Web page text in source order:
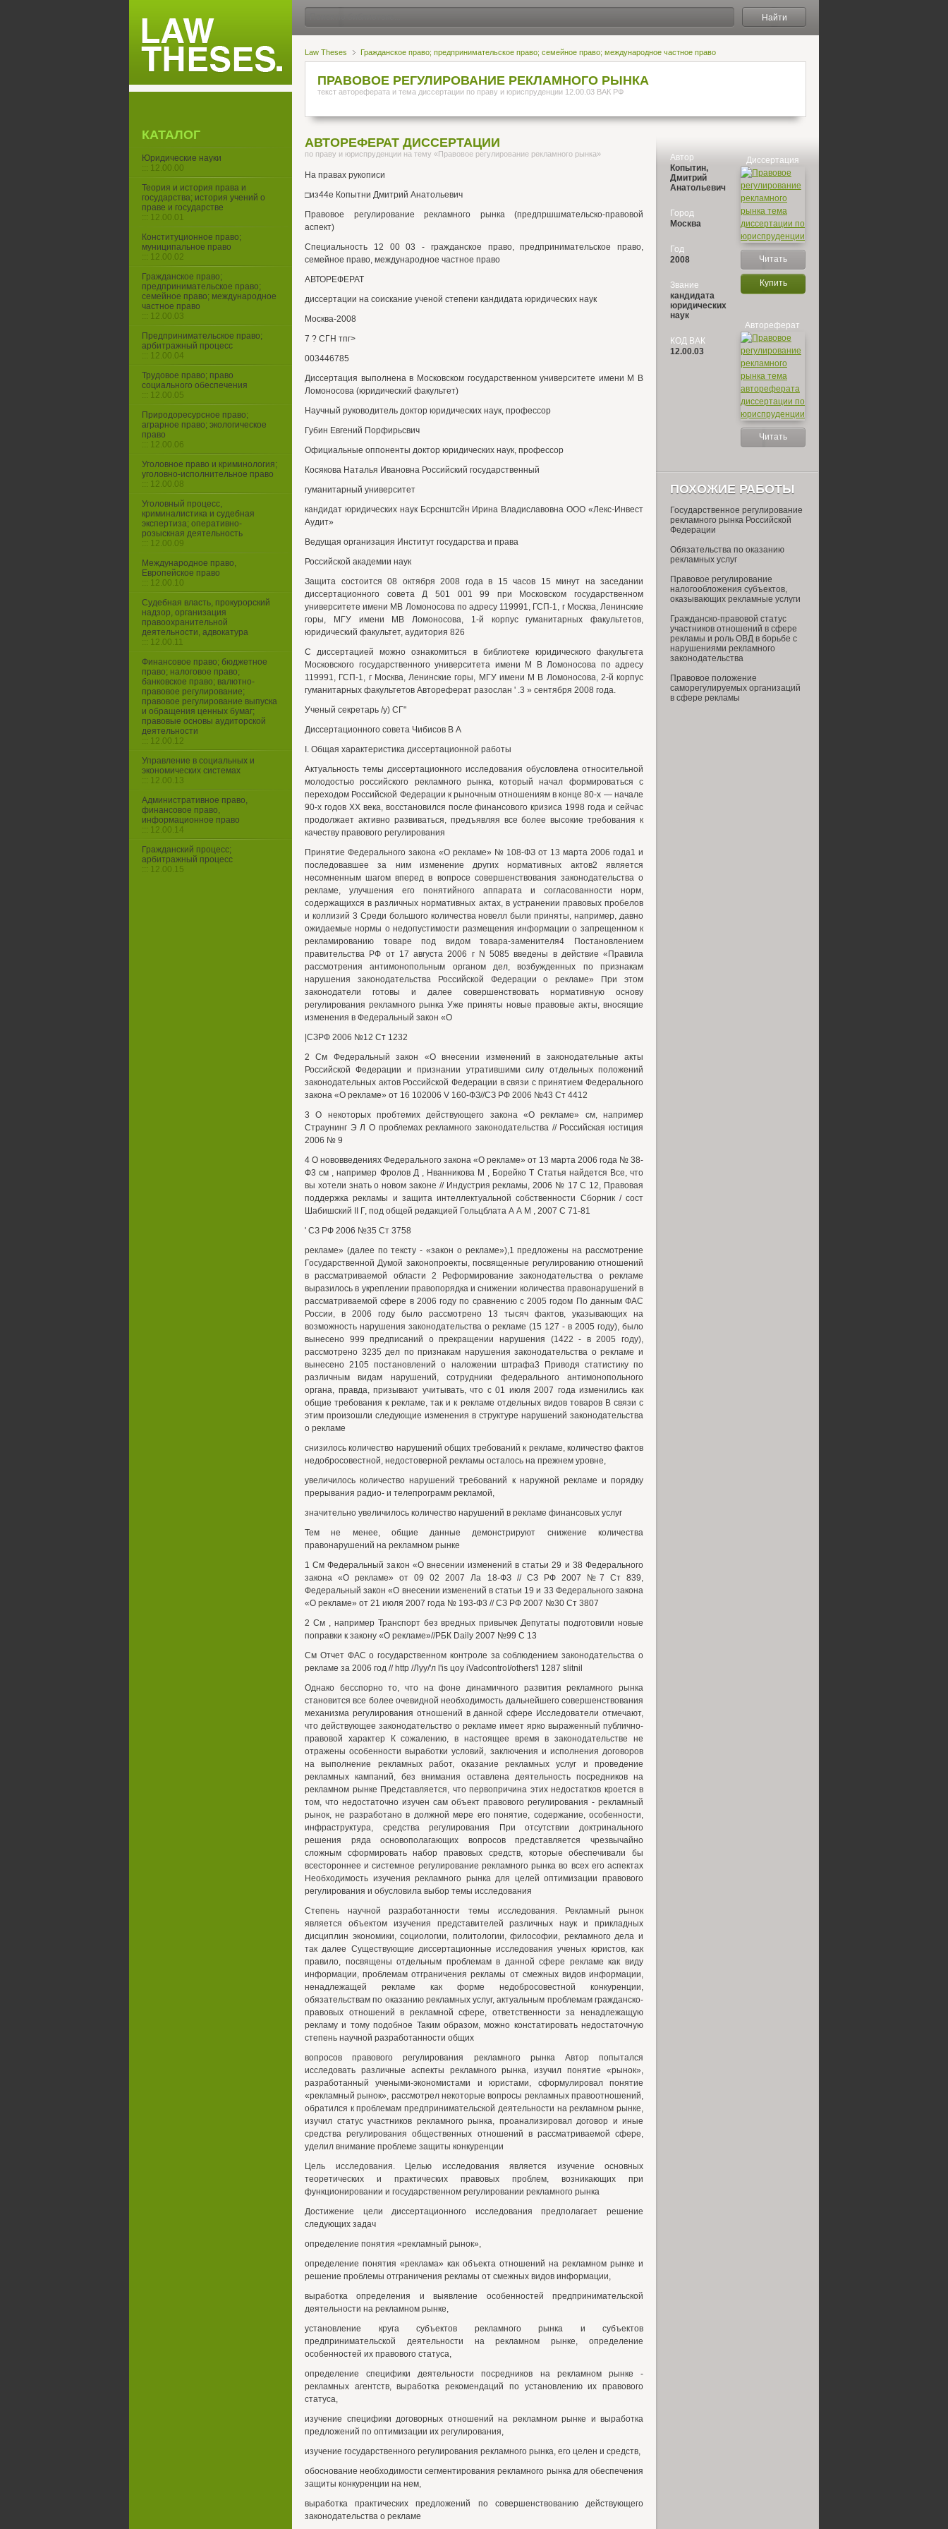
Найти
Law Theses Гражданское право; предпринимательское право; семейное право; международное частное право
ПРАВОВОЕ РЕГУЛИРОВАНИЕ РЕКЛАМНОГО РЫНКА
текст автореферата и тема диссертации по праву и юриспруденции 12.00.03 ВАК РФ
АВТОРЕФЕРАТ ДИССЕРТАЦИИ
по праву и юриспруденции на тему «Правовое регулирование рекламного рынка»
На правах рукописи
□из44е Копытни Дмитрий Анатольевич
Правовое регулирование рекламного рынка (предпршшмательско-правовой
аспект)
Специальность 12 00 03 - гражданское право, предпринимательское право,
семейное право, международное частное право
АВТОРЕФЕРАТ
диссертации на соискание ученой степени кандидата юридических наук
Москва-2008
7 ? СГН тпг>
003446785
Диссертация выполнена в Московском государственном университете имени М В
Ломоносова (юридический факультет)
Научный руководитель доктор юридических наук, профессор
Губин Евгений Порфирьсвич
Официальные оппоненты доктор юридических наук, профессор
Косякова Наталья Ивановна Российский государственный
гуманитарный университет
кандидат юридических наук Бсрснштсйн Ирина Владиславовна ООО «Лекс-Инвест
Аудит»
Ведущая организация Институт государства и права
Российской академии наук
Защита состоится 08 октября 2008 года в 15 часов 15 минут на заседании
диссертационного совета Д 501 001 99 при Московском государственном
университете имени МВ Ломоносова по адресу 119991, ГСП-1, г Москва, Ленинские
горы, МГУ имени МВ Ломоносова, 1-й корпус гуманитарных факультетов,
юридический факультет, аудитория 826
С диссертацией можно ознакомиться в библиотеке юридического факультета
Московского государственного университета имени М В Ломоносова по адресу
119991, ГСП-1, г Москва, Ленинские горы, МГУ имени М В Ломоносова, 2-й корпус
гуманитарных факультетов Автореферат разослан ' .3 » сентября 2008 года.
Ученый секретарь /у) СГ"
Диссертационного совета Чибисов В А
I. Общая характеристика диссертационной работы
Актуальность темы диссертационного исследования обусловлена относительной
молодостью российского рекламного рынка, который начал формироваться с
переходом Российской Федерации к рыночным отношениям в конце 80-х — начале
90-х годов XX века, восстановился после финансового кризиса 1998 года и сейчас
продолжает активно развиваться, предъявляя все более высокие требования к
качеству правового регулирования
Принятие Федерального закона «О рекламе» № 108-ФЗ от 13 марта 2006 года1 и
последовавшее за ним изменение других нормативных актов2 является
несомненным шагом вперед в вопросе совершенствования законодательства о
рекламе, улучшения его понятийного аппарата и согласованности норм,
содержащихся в различных нормативных актах, в устранении правовых пробелов
и коллизий 3 Среди большого количества новелл были приняты, например, давно
ожидаемые нормы о недопустимости размещения информации о запрещенном к
рекламированию товаре под видом товара-заменителя4 Постановлением
правительства РФ от 17 августа 2006 г N 5085 введены в действие «Правила
рассмотрения антимонопольным органом дел, возбужденных по признакам
нарушения законодательства Российской Федерации о рекламе» При этом
законодатели готовы и далее совершенствовать нормативную основу
регулирования рекламного рынка Уже приняты новые правовые акты, вносящие
изменения в Федеральный закон «О
|СЗРФ 2006 №12 Ст 1232
2 См Федеральный закон «О внесении изменений в законодательные акты
Российской Федерации и признании утратившими силу отдельных положений
законодательных актов Российской Федерации в связи с принятием Федерального
закона «О рекламе» от 16 102006 V 160-ФЗ//СЗ РФ 2006 №43 Ст 4412
3 О некоторых пробтемих действующего закона «О рекламе» см, например
Страунинг Э Л О проблемах рекламного законодательства // Российская юстиция
2006 № 9
4 О нововведениях Федерального закона «О рекламе» от 13 марта 2006 года № 38-
Ф3 см , например Фролов Д , Нванникова М , Борейко Т Статья найдется Все, что
вы хотели знать о новом законе // Индустрия рекламы, 2006 № 17 С 12, Правовая
поддержка рекламы и защита интеллектуальной собственности Сборник / сост
Шабишский II Г, под общей редакцией Гольцблата А А М , 2007 С 71-81
' СЗ РФ 2006 №35 Ст 3758
рекламе» (далее по тексту - «закон о рекламе»),1 предложены на рассмотрение
Государственной Думой законопроекты, посвященные регулированию отношений
в рассматриваемой области 2 Реформирование законодательства о рекламе
выразилось в укреплении правопорядка и снижении количества правонарушений в
рассматриваемой сфере в 2006 году по сравнению с 2005 годом По данным ФАС
России, в 2006 году было рассмотрено 13 тысяч фактов, указывающих на
возможность нарушения законодательства о рекламе (15 127 - в 2005 году), было
вынесено 999 предписаний о прекращении нарушения (1422 - в 2005 году),
рассмотрено 3235 дел по признакам нарушения законодательства о рекламе и
вынесено 2105 постановлений о наложении штрафа3 Приводя статистику по
различным видам нарушений, сотрудники федерального антимонопольного
органа, правда, призывают учитывать, что с 01 июля 2007 года изменились как
общие требования к рекламе, так и к рекламе отдельных видов товаров В связи с
этим произошли следующие изменения в структуре нарушений законодательства
о рекламе
снизилось количество нарушений общих требований к рекламе, количество фактов
недобросовестной, недостоверной рекламы осталось на прежнем уровне,
увеличилось количество нарушений требований к наружной рекламе и порядку
прерывания радио- и телепрограмм рекламой,
значительно увеличилось количество нарушений в рекламе финансовых услуг
Тем не менее, общие данные демонстрируют снижение количества
правонарушений на рекламном рынке
1 См Федеральный закон «О внесении изменений в статьи 29 и 38 Федерального
закона «О рекламе» от 09 02 2007 Ла 18-ФЗ // СЗ РФ 2007 №7 Ст 839,
Федеральный закон «О внесении изменений в статьи 19 и 33 Федерального закона
«О рекламе» от 21 июля 2007 года № 193-Ф3 // СЗ РФ 2007 №30 Ст 3807
2 См , например Транспорт без вредных привычек Депутаты подготовили новые
поправки к закону «О рекламе»//РБК Daily 2007 №99 С 13
См Отчет ФАС о государственном контроле за соблюдением законодательства о
рекламе за 2006 год // http /Луу/'л l'is цоу iVadcontroI/others'l 1287 slitnil
Однако бесспорно то, что на фоне динамичного развития рекламного рынка
становится все более очевидной необходимость дальнейшего совершенствования
механизма регулирования отношений в данной сфере Исследователи отмечают,
что действующее законодательство о рекламе имеет ярко выраженный публично-
правовой характер К сожалению, в настоящее время в законодательстве не
отражены особенности выработки условий, заключения и исполнения договоров
на выполнение рекламных работ, оказание рекламных услуг и проведение
рекламных кампаний, без внимания оставлена деятельность посредников на
рекламном рынке Представляется, что первопричина этих недостатков кроется в
том, что недостаточно изучен сам объект правового регулирования - рекламный
рынок, не разработано в должной мере его понятие, содержание, особенности,
инфраструктура, средства регулирования При отсутствии доктринального
решения ряда основополагающих вопросов представляется чрезвычайно
сложным сформировать набор правовых средств, которые обеспечивали бы
всестороннее и системное регулирование рекламного рынка во всех его аспектах
Необходимость изучения рекламного рынка для целей оптимизации правового
регулирования и обусловила выбор темы исследования
Степень научной разработанности темы исследования. Рекламный рынок
является объектом изучения представителей различных наук и прикладных
дисциплин экономики, социологии, политологии, философии, рекламного дела и
так далее Существующие диссертационные исследования ученых юристов, как
правило, посвящены отдельным проблемам в данной сфере рекламе как виду
информации, проблемам отграничения рекламы от смежных видов информации,
ненадлежащей рекламе как форме недобросовестной конкуренции,
обязательствам по оказанию рекламных услуг, актуальным проблемам гражданско-
правовых отношений в рекламной сфере, ответственности за ненадлежащую
рекламу и тому подобное Таким образом, можно констатировать недостаточную
степень научной разработанности общих
вопросов правового регулирования рекламного рынка Автор попытался
исследовать различные аспекты рекламного рынка, изучил понятие «рынок»,
разработанный учеными-экономистами и юристами, сформулировал понятие
«рекламный рынок», рассмотрел некоторые вопросы рекламных правоотношений,
обратился к проблемам предпринимательской деятельности на рекламном рынке,
изучил статус участников рекламного рынка, проанализировал договор и иные
средства регулирования общественных отношений в рассматриваемой сфере,
уделил внимание проблеме защиты конкуренции
Цель исследования. Целью исследования является изучение основных
теоретических и практических правовых проблем, возникающих при
функционировании и государственном регулировании рекламного рынка
Достижение цели диссертационного исследования предполагает решение
следующих задач
определение понятия «рекламный рынок»,
определение понятия «реклама» как объекта отношений на рекламном рынке и
решение проблемы отграничения рекламы от смежных видов информации,
выработка определения и выявление особенностей предпринимательской
деятельности на рекламном рынке,
установление круга субъектов рекламного рынка и субъектов
предпринимательской деятельности на рекламном рынке, определение
особенностей их правового статуса,
определение специфики деятельности посредников на рекламном рынке -
рекламных агентств, выработка рекомендаций по установлению их правового
статуса,
изучение специфики договорных отношений на рекламном рынке и выработка
предложений по оптимизации их регулирования,
изучение государственного регулирования рекламного рынка, его целен и средств,
обоснование необходимости сегментирования рекламного рынка для обеспечения
защиты конкуренции на нем,
выработка практических предложений по совершенствованию действующего
законодательства о рекламе
Автор
Копытин,
Дмитрий
Анатольевич
Город
Москва
Год
2008
Звание
кандидата
юридических
наук
КОД ВАК
12.00.03
Диссертация
Читать
Купить
Автореферат
Читать
ПОХОЖИЕ РАБОТЫ
Государственное регулирование
рекламного рынка Российской
Федерации
Обязательства по оказанию
рекламных услуг
Правовое регулирование
налогообложения субъектов,
оказывающих рекламные услуги
Гражданско-правовой статус
участников отношений в сфере
рекламы и роль ОВД в борьбе с
нарушениями рекламного
законодательства
Правовое положение
саморегулируемых организаций
в сфере рекламы
КАТАЛОГ
Юридические науки
::: 12.00.00
Теория и история права и
государства; история учений о
праве и государстве
::: 12.00.01
Конституционное право;
муниципальное право
::: 12.00.02
Гражданское право;
предпринимательское право;
семейное право; международное
частное право
::: 12.00.03
Предпринимательское право;
арбитражный процесс
::: 12.00.04
Трудовое право; право
социального обеспечения
::: 12.00.05
Природоресурсное право;
аграрное право; экологическое
право
::: 12.00.06
Уголовное право и криминология;
уголовно-исполнительное право
::: 12.00.08
Уголовный процесс,
криминалистика и судебная
экспертиза; оперативно-
розыскная деятельность
::: 12.00.09
Международное право,
Европейское право
::: 12.00.10
Судебная власть, прокурорский
надзор, организация
правоохранительной
деятельности, адвокатура
::: 12.00.11
Финансовое право; бюджетное
право; налоговое право;
банковское право; валютно-
правовое регулирование;
правовое регулирование выпуска
и обращения ценных бумаг;
правовые основы аудиторской
деятельности
::: 12.00.12
Управление в социальных и
экономических системах
::: 12.00.13
Административное право,
финансовое право,
информационное право
::: 12.00.14
Гражданский процесс;
арбитражный процесс
::: 12.00.15